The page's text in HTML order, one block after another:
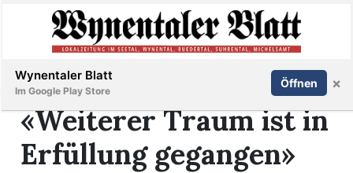
Immobilien
Abonnieren Anmelden
«Weiterer Traum ist in
Erfüllung gegangen»
Wynentaler Blatt
Im Google Play Store
Öffnen ×